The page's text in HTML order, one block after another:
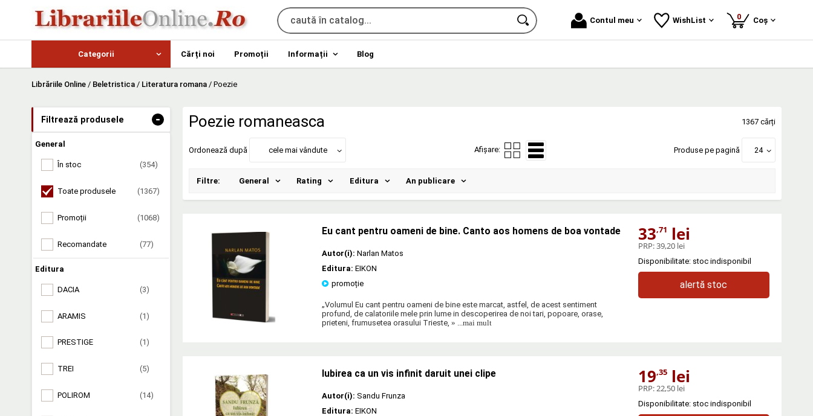
Contul meu WishList 0produse
Coș
Categorii Cărți noi Promoții Informații Blog
Librăriile Online / Beletristica / Literatura romana / Poezie
Filtrează produsele -
General
În stoc (354)
Toate produsele (1367)
Promoții (1068)
Recomandate (77)
Editura
DACIA (3)
ARAMIS (1)
PRESTIGE (1)
TREI (5)
POLIROM (14)
Poezie romaneasca 1367 cărți
Ordonează după cele mai vândute Afișare: Produse pe pagină 24
Filtre: General Rating Editura An publicare
Eu cant pentru oameni de bine. Canto aos homens de boa vontade
Autor(i): Narlan Matos
Editura: EIKON
promoție
„Volumul Eu cant pentru oameni de bine este marcat, astfel, de acest sentiment
profund, de calatoriile mele prin lume in descoperirea de noi tari, popoare, orase,
prieteni, frumusetea orasului Trieste, » ...mai mult
33,71 lei
PRP:39,20 lei
Disponibilitate: stoc indisponibil
alertă stoc
Iubirea ca un vis infinit daruit unei clipe
Autor(i): Sandu Frunza
Editura: EIKON
19,35lei
PRP: 22,50 lei
Disponibilitate: stoc indisponibil